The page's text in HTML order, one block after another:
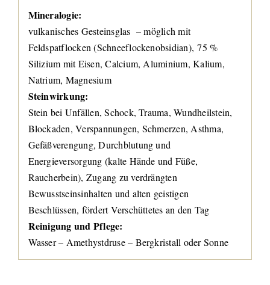
Mineralogie:
vulkanisches Gesteinsglas – möglich mit
Feldspatflocken (Schneeflockenobsidian), 75 %
Silizium mit Eisen, Calcium, Aluminium, Kalium,
Natrium, Magnesium
Steinwirkung:
Stein bei Unfällen, Schock, Trauma, Wundheilstein,
Blockaden, Verspannungen, Schmerzen, Asthma,
Gefäßverengung, Durchblutung und
Energieversorgung (kalte Hände und Füße,
Raucherbein), Zugang zu verdrängten
Bewusstseinsinhalten und alten geistigen
Beschlüssen, fördert Verschüttetes an den Tag
Reinigung und Pflege:
Wasser – Amethystdruse – Bergkristall oder Sonne